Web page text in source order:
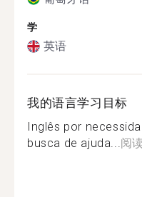
学
英语
我的语言学习目标
Inglês por
busca de ajuda...阅